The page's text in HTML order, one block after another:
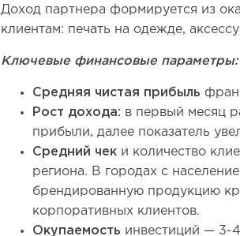
Доход партнера формируется из
клиентам: печать на одежде,
Ключевые финансовые параметры:
Средняя чистая прибыль
Рост дохода: в первый месяц
прибыли, далее показатель
Средний чек и количество
региона. В городах с
брендированную продукцию
корпоративных клиентов.
Окупаемость инвестиций — 3-